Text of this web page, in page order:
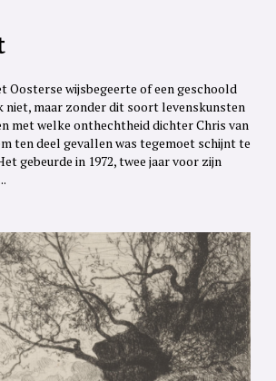
Oosterse wijsbegeerte of een geschoold
niet, maar zonder dit soort levenskunsten
met welke onthechtheid dichter Chris van
ten deel gevallen was tegemoet schijnt te
gebeurde in 1972, twee jaar voor zijn